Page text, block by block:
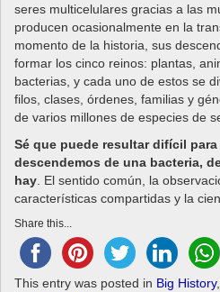
seres multicelulares gracias a las
producen ocasionalmente en la
momento de la historia, sus
formar los cinco reinos: plantas,
bacterias, y cada uno de estos se
filos, clases, órdenes, familias y
de varios millones de especies de
Sé que puede resultar difícil
descendemos de una bacteria,
hay . El sentido común, la
características compartidas y la
Share this...
This entry was posted in Big History,